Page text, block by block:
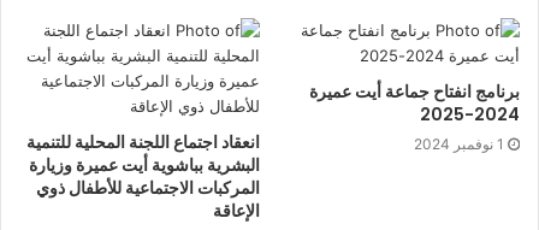
برنامج انفتاح جماعة أيت عميرة
2024-2025
1 نوفمبر 2024
انعقاد اجتماع اللجنة المحلية للتنمية
البشرية بباشوية أيت عميرة وزيارة
المركبات الاجتماعية للأطفال ذوي
الإعاقة